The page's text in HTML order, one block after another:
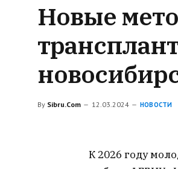
Новые
By Sibru.Com 12.03.2024 НОВОСТИ
К 2026 году